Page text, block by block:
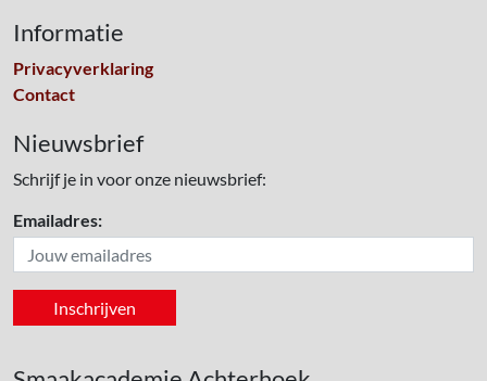
Informatie
Privacyverklaring
Contact
Nieuwsbrief
Schrijf je in voor onze nieuwsbrief:
Emailadres: